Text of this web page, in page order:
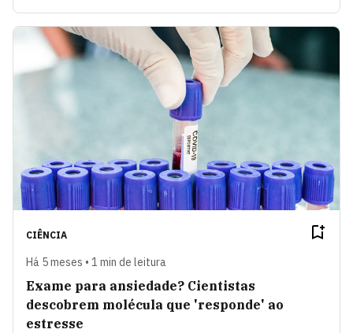
CIÊNCIA
Há 5 meses • 1 min de leitura
Exame para ansiedade? Cientistas
descobrem molécula que 'responde' ao
estresse